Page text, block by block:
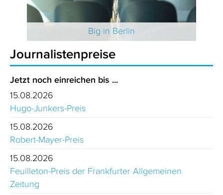
Big in Berlin
Journalistenpreise
Jetzt noch einreichen bis ...
15.08.2026
Hugo-Junkers-Preis
15.08.2026
Robert-Mayer-Preis
15.08.2026
Feuilleton-Preis der Frankfurter Allgemeinen
Zeitung